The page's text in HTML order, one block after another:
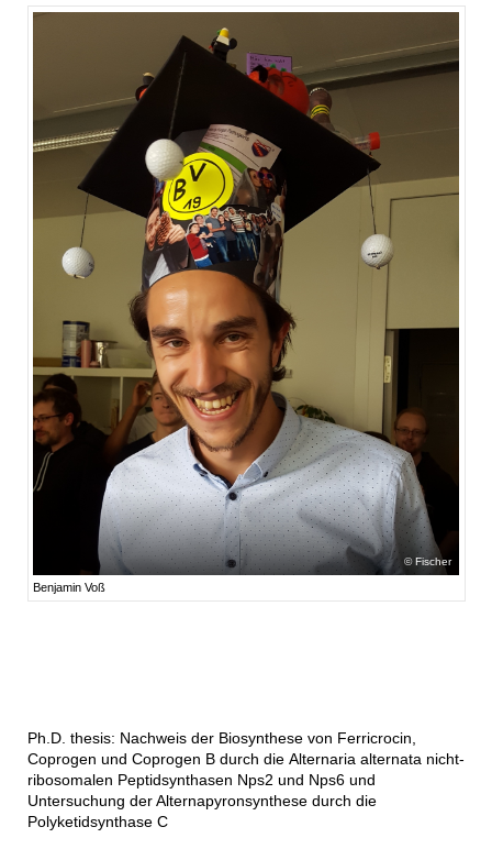
Fischer
Benjamin Voß
Ph.D. thesis: Nachweis der Biosynthese von Ferricrocin,
Coprogen und Coprogen B durch die Alternaria alternata nicht-
ribosomalen Peptidsynthasen Nps2 und Nps6 und
Untersuchung der Alternapyronsynthese durch die
Polyketidsynthase C